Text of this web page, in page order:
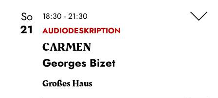
So
21
18:30 - 21:30
AUDIODESKRIPTION
CARMEN
Georges Bizet
Großes Haus